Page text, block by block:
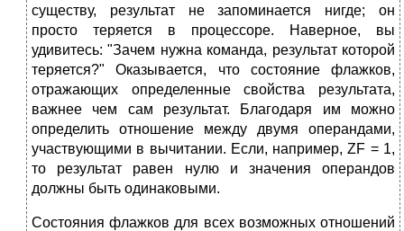
существу, результат не запоминается нигде; он
просто теряется в процессоре. Наверное, вы
удивитесь: "Зачем нужна команда, результат которой
теряется?" Оказывается, что состояние флаж­ков,
отражающих определенные свойства результата,
важнее чем сам результат. Благодаря им можно
определить отношение между двумя операндами,
участвующими в вычитании. Если, например, ZF = 1,
то ре­зультат равен нулю и значения операндов
должны быть одинаковыми.
Состояния флажков для всех возможных отношений